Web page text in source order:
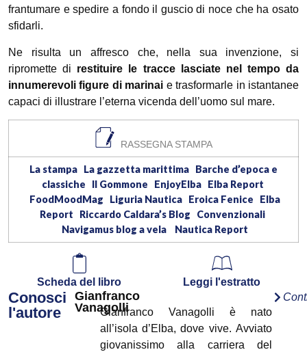
frantumare e spedire a fondo il guscio di noce che ha osato
sfidarli.
Ne risulta un affresco che, nella sua invenzione, si
ripromette di restituire le tracce lasciate nel tempo da
innumerevoli figure di marinai e trasformarle in istantanee
capaci di illustrare l’eterna vicenda dell’uomo sul mare.
RASSEGNA STAMPA
La stampa La gazzetta marittima Barche d’epoca e
classiche Il Gommone EnjoyElba Elba Report
FoodMoodMag Liguria Nautica Eroica Fenice Elba
Report Riccardo Caldara’s Blog Convenzionali
Navigamus blog a vela
Nautica Report
Scheda del libro Leggi l'estratto
Conosci
l'autore
Gianfranco
Vanagolli
Gianfranco Vanagolli è nato
all’isola d’Elba, dove vive. Avviato
giovanissimo alla carriera del